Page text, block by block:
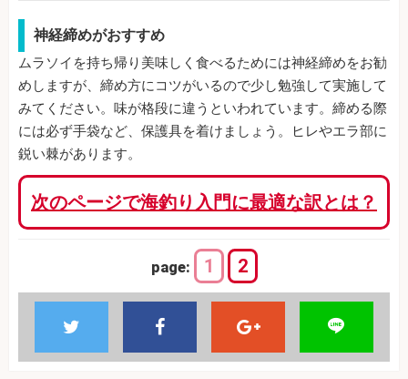
神経締めがおすすめ
ムラソイを持ち帰り美味しく食べるためには神経締めをお勧
めしますが、締め方にコツがいるので少し勉強して実施して
みてください。味が格段に違うといわれています。締める際
には必ず手袋など、保護具を着けましょう。ヒレやエラ部に
鋭い棘があります。
次のページで海釣り入門に最適な訳とは？
page: 1 2